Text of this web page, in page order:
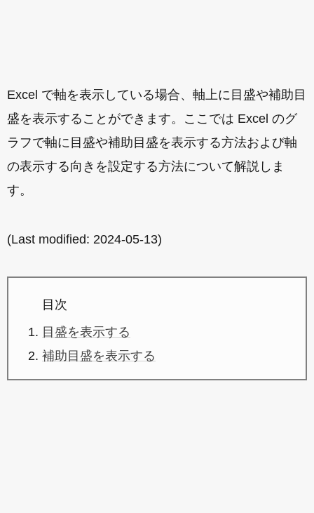
Excel で軸を表示している場合、軸上に目盛や補助目
盛を表示することができます。ここでは Excel のグ
ラフで軸に目盛や補助目盛を表示する方法および軸
の表示する向きを設定する方法について解説しま
す。
(Last modified: 2024-05-13)
目次
目盛を表示する
補助目盛を表示する